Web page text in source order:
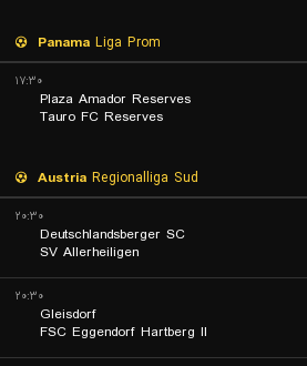
Panama Liga Prom
۱۷:۳۰
Plaza Amador Reserves
Tauro FC Reserves
Austria Regionalliga Sud
۲۰:۳۰
Deutschlandsberger SC
SV Allerheiligen
۲۰:۳۰
Gleisdorf
FSC Eggendorf Hartberg II